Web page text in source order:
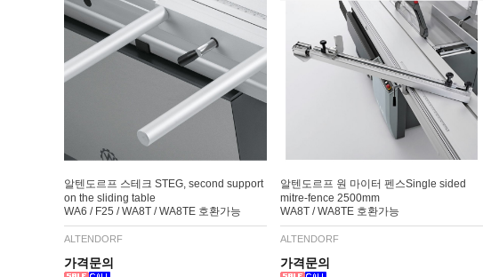
알텐도르프 스테크 STEG, second support
on the sliding table
WA6 / F25 / WA8T / WA8TE 호환가능
ALTENDORF
가격문의
알텐도르프 원 마이터 펜스Single sided
mitre-fence 2500mm
WA8T / WA8TE 호환가능
ALTENDORF
가격문의